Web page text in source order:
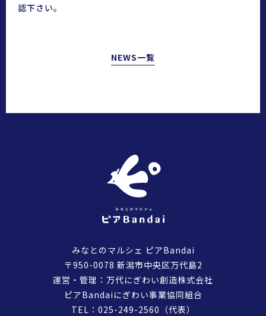
認下さい。
NEWS一覧
みなとのマルシェ ピアBandai
〒950-0078 新潟市中央区万代島2
運営・管理：万代にぎわい創造株式会社
ピアBandaiにぎわい事業協同組合
TEL： 025-249-2560 （代表）